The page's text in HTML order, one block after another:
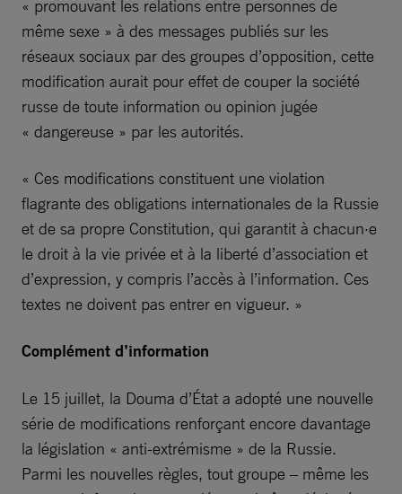
« promouvant les relations entre personnes de
même sexe » à des messages publiés sur les
réseaux sociaux par des groupes d’opposition, cette
modification aurait pour effet de couper la société
russe de toute information ou opinion jugée
« dangereuse » par les autorités.
« Ces modifications constituent une violation
flagrante des obligations internationales de la Russie
et de sa propre Constitution, qui garantit à chacun·e
le droit à la vie privée et à la liberté d’association et
d’expression, y compris l’accès à l’information. Ces
textes ne doivent pas entrer en vigueur. »
Complément d’information
Le 15 juillet, la Douma d’État a adopté une nouvelle
série de modifications renforçant encore davantage
la législation « anti-extrémisme » de la Russie.
Parmi les nouvelles règles, tout groupe – même les